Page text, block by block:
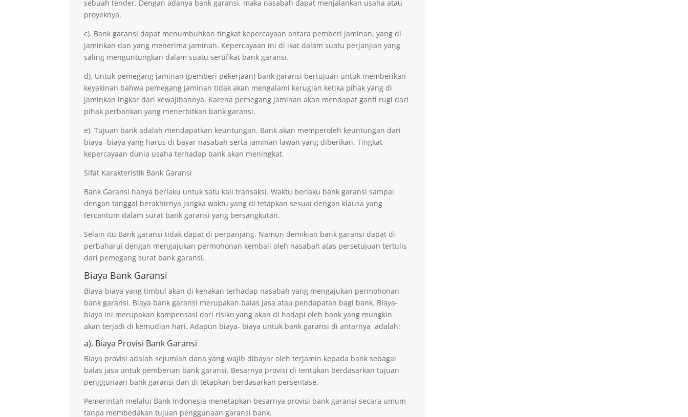
sebuah tender. Dengan adanya bank garansi, maka nasabah dapat menjalankan usaha atau
proyeknya.
c). Bank garansi dapat menumbuhkan tingkat kepercayaan antara pemberi jaminan, yang di
jaminkan dan yang menerima jaminan. Kepercayaan ini di ikat dalam suatu perjanjian yang
saling menguntungkan dalam suatu sertifikat bank garansi.
d). Untuk pemegang jaminan (pemberi pekerjaan) bank garansi bertujuan untuk memberikan
keyakinan bahwa pemegang jaminan tidak akan mengalami kerugian ketika pihak yang di
jaminkan ingkar dari kewajibannya. Karena pemegang jaminan akan mendapat ganti rugi dari
pihak perbankan yang menerbitkan bank garansi.
e). Tujuan bank adalah mendapatkan keuntungan. Bank akan memperoleh keuntungan dari
biaya- biaya yang harus di bayar nasabah serta jaminan lawan yang diberikan. Tingkat
kepercayaan dunia usaha terhadap bank akan meningkat.
Sifat Karakteristik Bank Garansi
Bank Garansi hanya berlaku untuk satu kali transaksi. Waktu berlaku bank garansi sampai
dengan tanggal berakhirnya jangka waktu yang di tetapkan sesuai dengan klausa yang
tercantum dalam surat bank garansi yang bersangkutan.
Selain itu Bank garansi tidak dapat di perpanjang. Namun demikian bank garansi dapat di
perbaharui dengan mengajukan permohonan kembali oleh nasabah atas persetujuan tertulis
dari pemegang surat bank garansi.
Biaya Bank Garansi
Biaya-biaya yang timbul akan di kenakan terhadap nasabah yang mengajukan permohonan
bank garansi. Biaya bank garansi merupakan balas jasa atau pendapatan bagi bank. Biaya-
biaya ini merupakan kompensasi dari risiko yang akan di hadapi oleh bank yang mungkin
akan terjadi di kemudian hari. Adapun biaya- biaya untuk bank garansi di antarnya adalah:
a). Biaya Provisi Bank Garansi
Biaya provisi adalah sejumlah dana yang wajib dibayar oleh terjamin kepada bank sebagai
balas jasa untuk pemberian bank garansi. Besarnya provisi di tentukan berdasarkan tujuan
penggunaan bank garansi dan di tetapkan berdasarkan persentase.
Pemerintah melalui Bank Indonesia menetapkan besarnya provisi bank garansi secara umum
tanpa membedakan tujuan penggunaan garansi bank.